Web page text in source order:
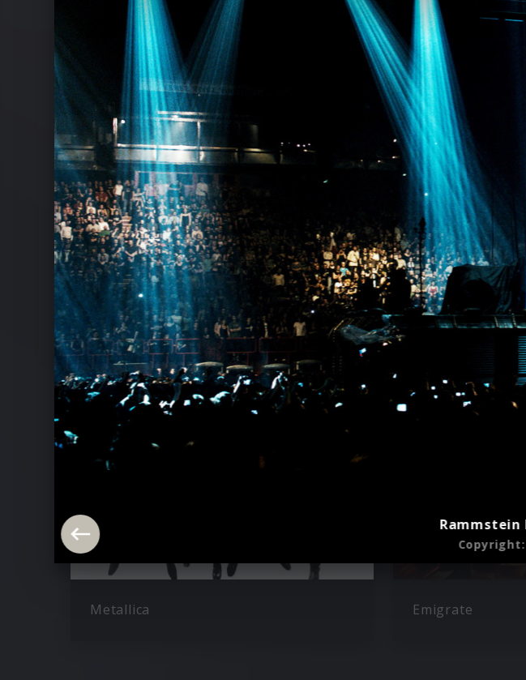
Ähnliche Künstler wie Rammstein
Metallica Emigrate
Rammstein
Copyright: